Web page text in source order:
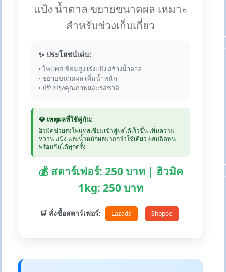
แป้ง น้ำตาล ขยายขนาดผล เหมาะ
สำหรับช่วงเก็บเกี่ยว
✨ ประโยชน์เด่น:
• โพแทสเซียมสูง เร่งแป้ง สร้างน้ำตาล
• ขยายขนาดผล เพิ่มน้ำหนัก
• ปรับปรุงคุณภาพและรสชาติ
💎 เหตุผลที่ใช้คู่กัน:
ฮิวมิคช่วยส่งโพแทสเซียมเข้าสู่ผลได้เร็วขึ้น เพิ่มความ
หวาน แป้ง และน้ำหนักผลมากกว่าใช้เดี่ยว ผสมฉีดพ่น
พร้อมกันได้ทุกครั้ง
💰 สตาร์เฟอร์: 250 บาท | ฮิวมิค
1kg: 250 บาท
🛒 สั่งซื้อสตาร์เฟอร์: Lazada Shopee